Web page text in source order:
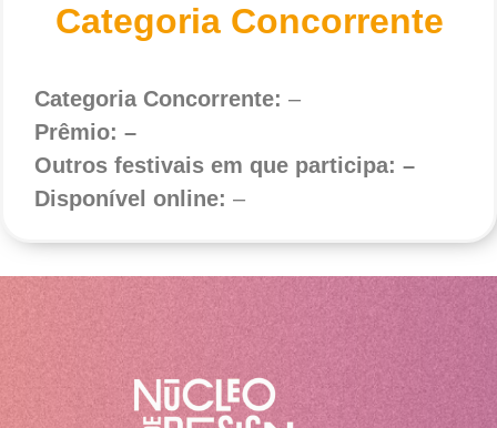
Categoria Concorrente
Categoria Concorrente: –
Prêmio: –
Outros festivais em que participa: –
Disponível online: –